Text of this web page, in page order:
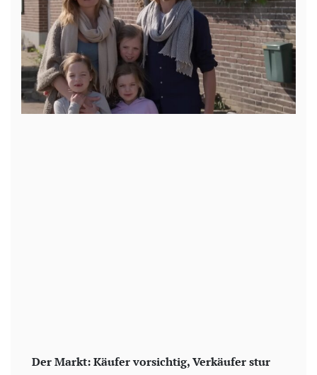
Der Markt: Käufer vorsichtig, Verkäufer stur